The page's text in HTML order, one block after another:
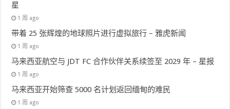
星
1 周 ago
带着 25 张辉煌的地球照片进行虚拟旅行 – 雅虎新闻
1 周 ago
马来西亚航空与 JDT FC 合作伙伴关系续签至 2029 年 – 星报
1 周 ago
马来西亚开始筛查 5000 名计划返回缅甸的难民
1 周 ago